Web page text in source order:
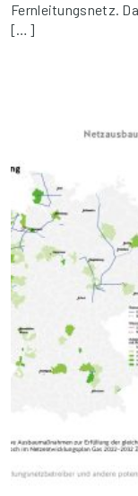
Fernleitungsnetz.
[…]